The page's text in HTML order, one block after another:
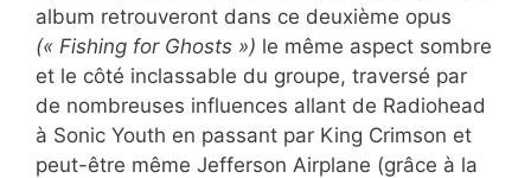
album retrouveront dans ce deuxième opus
(« Fishing for Ghosts ») le même aspect sombre
et le côté inclassable du groupe, traversé par
de nombreuses influences allant de Radiohead
à Sonic Youth en passant par King Crimson et
peut-être même Jefferson Airplane (grâce à la